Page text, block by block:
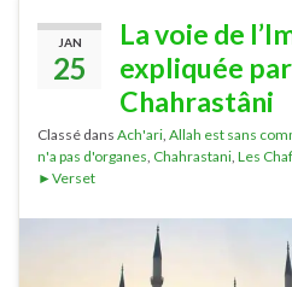
JAN
25
La voie de
expliquée
Chahrastâni
Classé dans Ach'ari Allah est sans
n'a pas d'organes Chahrastani Les
►Verset